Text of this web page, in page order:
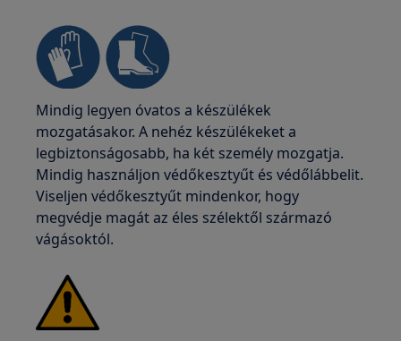
Mindig legyen óvatos a készülékek
mozgatásakor. A nehéz készülékeket a
legbiztonságosabb, ha két személy mozgatja.
Mindig használjon védőkesztyűt és védőlábbelit.
Viseljen védőkesztyűt mindenkor, hogy
megvédje magát az éles szélektől származó
vágásoktól.